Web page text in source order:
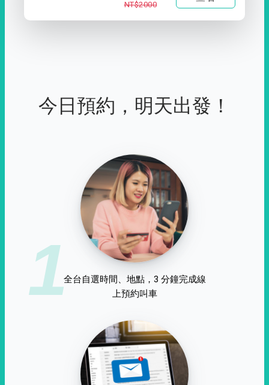
NT$2000
今日預約，明天出發！
1全台自選時間、地點，3 分鐘完成線
上預約叫車